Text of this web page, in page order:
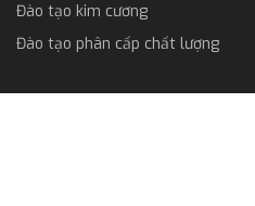
Đào tạo kim cương
Đào tạo phân cấp chất lượng